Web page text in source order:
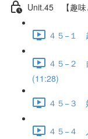
Unit.45 【趣味
４５−１
４５−２
(11:28)
４５−３
４５−４